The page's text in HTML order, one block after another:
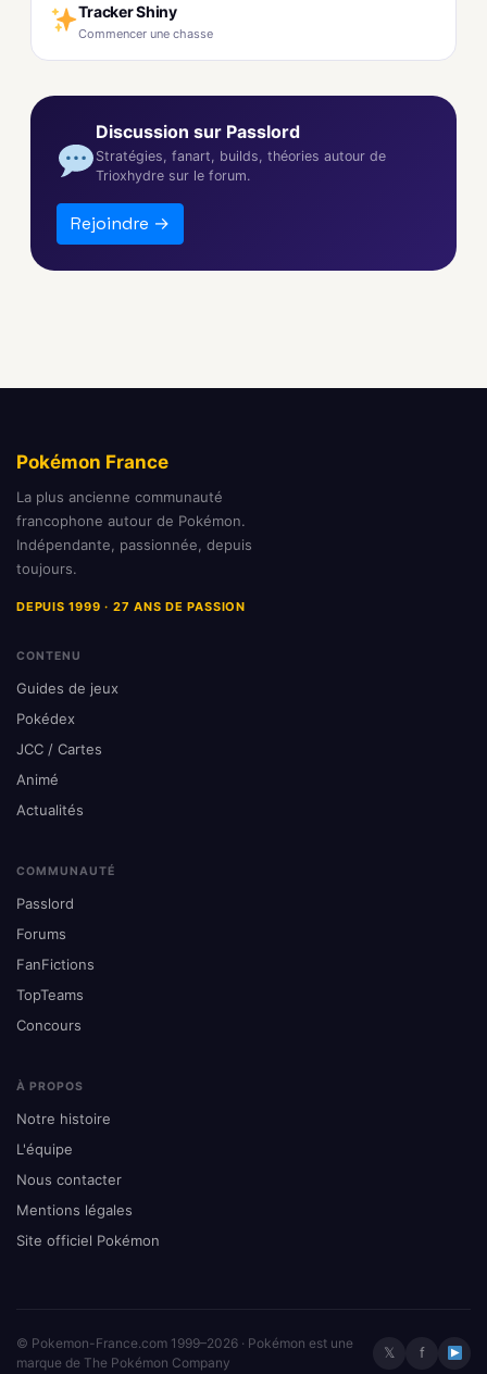
Tracker Shiny
Commencer une chasse
Discussion sur Passlord
Stratégies, fanart, builds, théories autour de
Trioxhydre sur le forum.
Rejoindre →
Pokémon France
La plus ancienne communauté
francophone autour de Pokémon.
Indépendante, passionnée, depuis
toujours.
DEPUIS 1999 · 27 ANS DE PASSION
CONTENU
Guides de jeux
Pokédex
JCC / Cartes
Animé
Actualités
COMMUNAUTÉ
Passlord
Forums
FanFictions
TopTeams
Concours
À PROPOS
Notre histoire
L'équipe
Nous contacter
Mentions légales
Site officiel Pokémon
© Pokemon-France.com 1999–2026 · Pokémon est une
marque de The Pokémon Company
𝕏 f